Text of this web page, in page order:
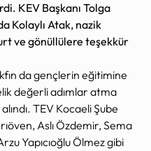
KEV Başkanı Tolga
Kolaylı Atak, nazik
ve gönüllülere teşekkür
da gençlerin eğitimine
değerli adımlar atma
TEV Kocaeli Şube
Aslı Özdemir, Sema
Yapıcıoğlu Ölmez gibi